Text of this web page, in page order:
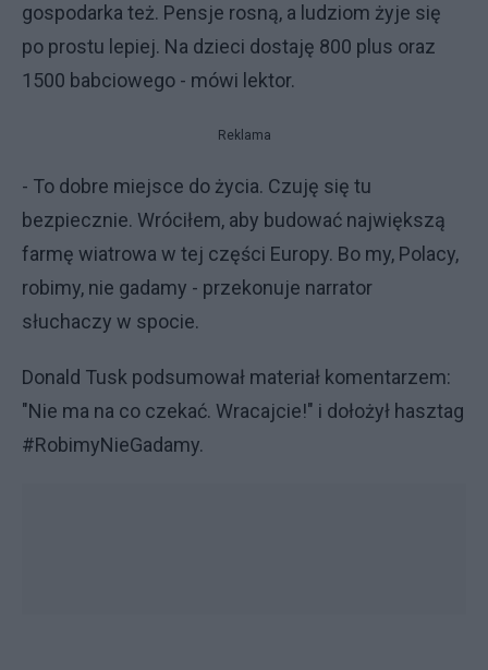
gospodarka też. Pensje rosną, a ludziom żyje się
po prostu lepiej. Na dzieci dostaję 800 plus oraz
1500 babciowego - mówi lektor.
Reklama
- To dobre miejsce do życia. Czuję się tu
bezpiecznie. Wróciłem, aby budować największą
farmę wiatrowa w tej części Europy. Bo my, Polacy,
robimy, nie gadamy - przekonuje narrator
słuchaczy w spocie.
Donald Tusk podsumował materiał komentarzem:
"Nie ma na co czekać. Wracajcie!" i dołożył hasztag
#RobimyNieGadamy.